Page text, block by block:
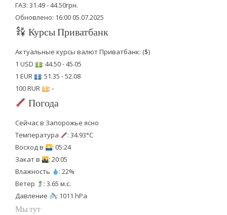
ГАЗ: 31.49 - 44.50грн.
Обновлено: 16:00 05.07.2025
Курсы Приватбанк
Актуальные курсы валют Приватбанк: ($)
1 USD
: 44.50 - 45.05
1 EUR
: 51.35 - 52.08
100 RUR
: -
Погода
Сейчас в Запорожье ясно
Температура
: 34.93°C
Восход в
: 05:24
Закат в
: 20:05
Влажность
: 22%
Ветер
: 3.65 м.с.
Давление
: 1011 hPa
Мы тут